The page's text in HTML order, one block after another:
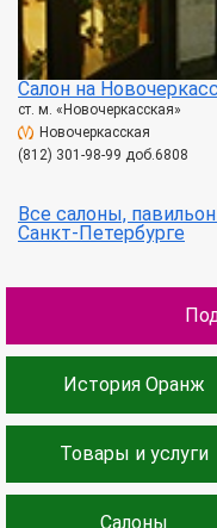
Салон на
ст. м. «Новочеркасская»
Новочеркасская
(812) 301-98-99 доб.6808
Все салоны,
Санкт-Петербурге
История Оранж
Товары и услуги
Салоны